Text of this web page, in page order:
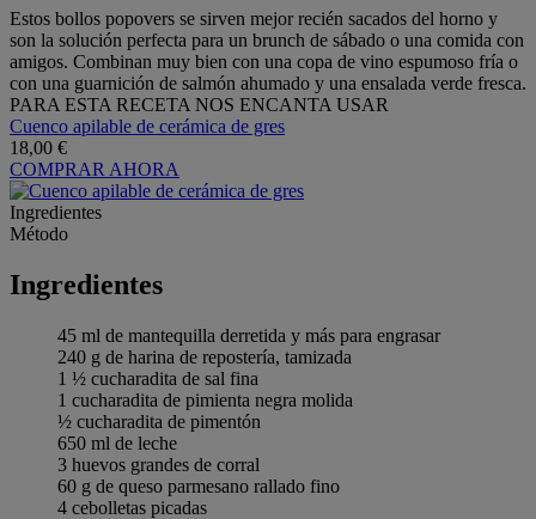
Estos bollos popovers se sirven mejor recién sacados del horno y
son la solución perfecta para un brunch de sábado o una comida con
amigos. Combinan muy bien con una copa de vino espumoso fría o
con una guarnición de salmón ahumado y una ensalada verde fresca.
PARA ESTA RECETA NOS ENCANTA USAR
Cuenco apilable de cerámica de gres
18,00 €
COMPRAR AHORA
Ingredientes
Método
Ingredientes
45 ml de mantequilla derretida y más para engrasar
240 g de harina de repostería, tamizada
1 ½ cucharadita de sal fina
1 cucharadita de pimienta negra molida
½ cucharadita de pimentón
650 ml de leche
3 huevos grandes de corral
60 g de queso parmesano rallado fino
4 cebolletas picadas